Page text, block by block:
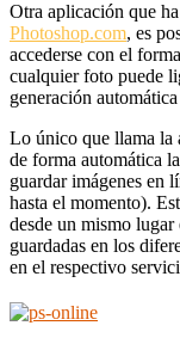
Otra aplicación que
Photoshop.com, es
accederse con el
cualquier foto puede
generación
Lo único que llama la
de forma automática
guardar imágenes en
hasta el momento).
desde un mismo lugar
guardadas en los
en el respectivo